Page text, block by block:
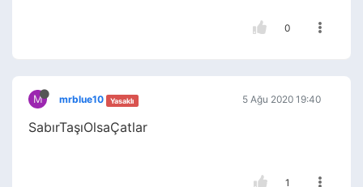
0
M mrblue10 Yasaklı 5 Ağu 2020 19:40
SabırTaşıOlsaÇatlar
1